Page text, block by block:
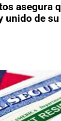
asegura
unido de